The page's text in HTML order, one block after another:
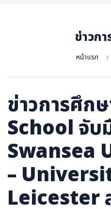
ข่าวก
หน้าแรก
ข่าวการศึก
School จับ
Swansea
–
Leicester